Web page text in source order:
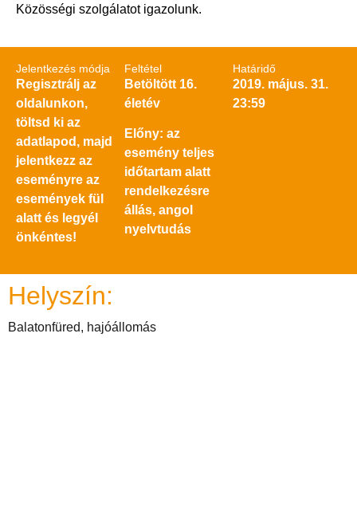
Közösségi szolgálatot igazolunk.
Jelentkezés módja
Regisztrálj az
oldalunkon,
töltsd ki az
adatlapod, majd
jelentkezz az
eseményre az
események fül
alatt és legyél
önkéntes!
Feltétel
Betöltött 16.
életév
Előny: az
esemény teljes
időtartam alatt
rendelkezésre
állás, angol
nyelvtudás
Határidő
2019. május. 31.
23:59
Helyszín:
Balatonfüred, hajóállomás